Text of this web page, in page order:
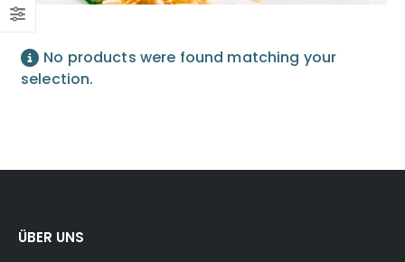
No products were found matching your
selection.
ÜBER UNS